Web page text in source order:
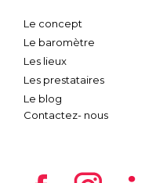
Le concept
Le baromètre
Les lieux
Les prestataires
Le blog
Contactez- nous